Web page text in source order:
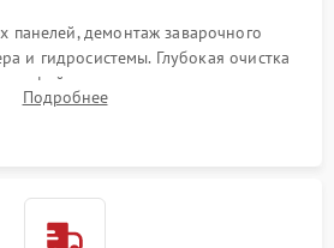
панелей, демонтаж заварочного
и гидросистемы. Глубокая очистка
кофейных масел, жмыха и накипи.
и фильтров с использованием
Подробнее